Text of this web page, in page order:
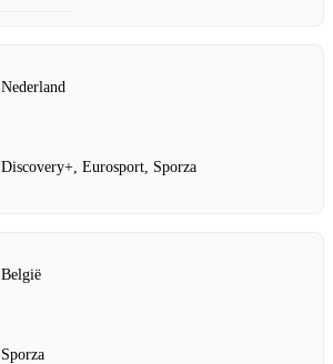
Nederland
Discovery+, Eurosport, Sporza
België
Sporza